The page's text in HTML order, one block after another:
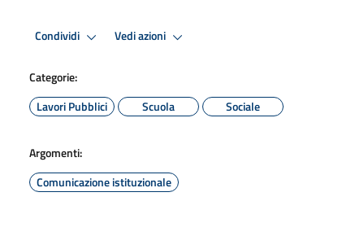
Condividi Vedi azioni
Categorie:
Lavori Pubblici
Scuola Sociale
Argomenti:
Comunicazione istituzionale